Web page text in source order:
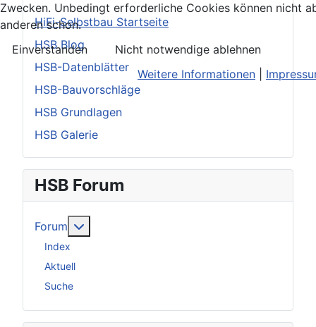
HiFi-Selbstbau Startseite
HSB Blog
HSB-Datenblätter
HSB-Bauvorschläge
HSB Grundlagen
HSB Galerie
HSB Forum
Forum
Index
Aktuell
Suche
Zwecken. Unbedingt erforderliche Cookies können nicht
anderen schon.
Einverstanden
Nicht notwendige ablehnen
Weitere Informationen